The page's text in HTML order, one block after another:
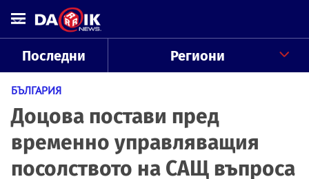
Последни Региони
БЪЛГАРИЯ
Доцова постави пред
временно управляващия
посолството на САЩ въпроса